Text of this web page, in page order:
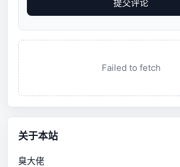
提交评论
Failed to fetch
关于本站
臭大佬